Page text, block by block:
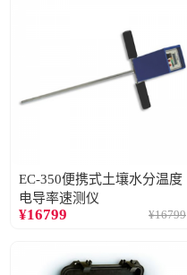
EC-350便携式土壤水分温度
电导率速测仪
¥16799 ¥16799